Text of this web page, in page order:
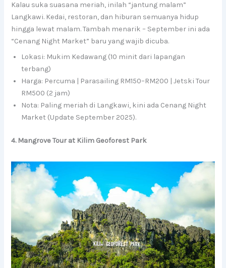
Kalau suka suasana meriah, inilah “jantung malam”
Langkawi. Kedai, restoran, dan hiburan semuanya hidup
hingga lewat malam. Tambah menarik – September ini ada
“Cenang Night Market” baru yang wajib dicuba.
Lokasi: Mukim Kedawang (10 minit dari lapangan
terbang)
Harga: Percuma | Parasailing RM150–RM200 | Jetski Tour
RM500 (2 jam)
Nota: Paling meriah di Langkawi, kini ada Cenang Night
Market (Update September 2025).
4. Mangrove Tour at Kilim Geoforest Park